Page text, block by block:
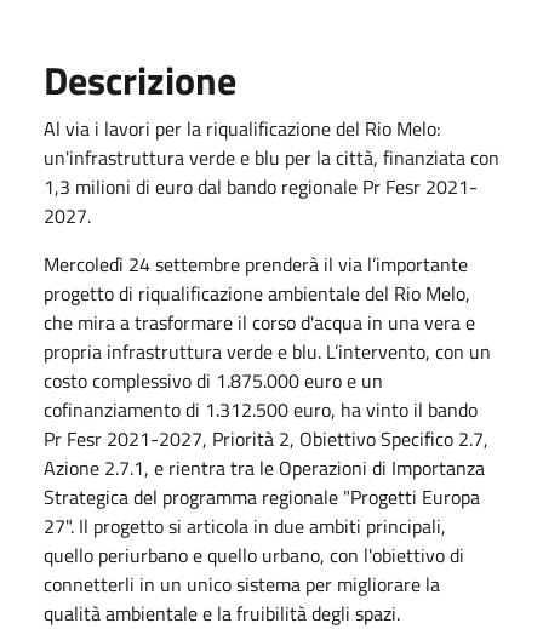
Descrizione
Al via i lavori per la riqualificazione del Rio Melo:
un'infrastruttura verde e blu per la città, finanziata con
1,3 milioni di euro dal bando regionale Pr Fesr 2021-
2027.
Mercoledì 24 settembre prenderà il via l’importante
progetto di riqualificazione ambientale del Rio Melo,
che mira a trasformare il corso d'acqua in una vera e
propria infrastruttura verde e blu. L’intervento, con un
costo complessivo di 1.875.000 euro e un
cofinanziamento di 1.312.500 euro, ha vinto il bando
Pr Fesr 2021-2027, Priorità 2, Obiettivo Specifico 2.7,
Azione 2.7.1, e rientra tra le Operazioni di Importanza
Strategica del programma regionale "Progetti Europa
27". Il progetto si articola in due ambiti principali,
quello periurbano e quello urbano, con l'obiettivo di
connetterli in un unico sistema per migliorare la
qualità ambientale e la fruibilità degli spazi.